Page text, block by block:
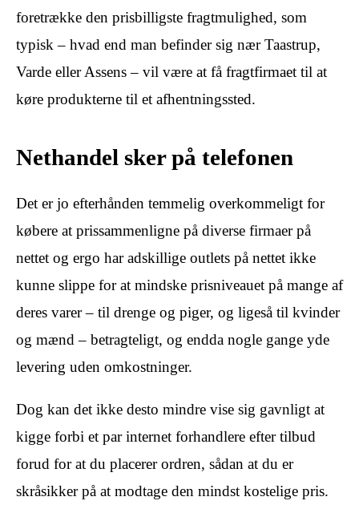
foretrække den prisbilligste fragtmulighed, som
typisk – hvad end man befinder sig nær Taastrup,
Varde eller Assens – vil være at få fragtfirmaet til at
køre produkterne til et afhentningssted.
Nethandel sker på telefonen
Det er jo efterhånden temmelig overkommeligt for
købere at prissammenligne på diverse firmaer på
nettet og ergo har adskillige outlets på nettet ikke
kunne slippe for at mindske prisniveauet på mange af
deres varer – til drenge og piger, og ligeså til kvinder
og mænd – betragteligt, og endda nogle gange yde
levering uden omkostninger.
Dog kan det ikke desto mindre vise sig gavnligt at
kigge forbi et par internet forhandlere efter tilbud
forud for at du placerer ordren, sådan at du er
skråsikker på at modtage den mindst kostelige pris.